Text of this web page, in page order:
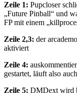
Zeile 1: Pupcloser
„Future Pinball“ und
FP mit einem
Zeile 2,3: der
aktiviert
Zeile 4:
gestartet, läuft also
Zeile 5: DMDext wird